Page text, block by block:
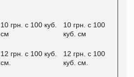
10 грн. с 100 куб.
см
10 грн. с 100
куб. см
12 грн. с 100 куб.
см.
12 грн. с 100
куб. см.